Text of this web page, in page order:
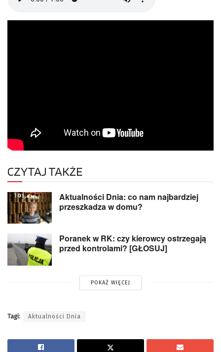
CZYTAJ TAKŻE
Aktualności Dnia: co nam najbardziej
przeszkadza w domu?
Poranek w RK: czy kierowcy ostrzegają
przed kontrolami? [GŁOSUJ]
POKAŻ WIĘCEJ
Tagi: Aktualności Dnia